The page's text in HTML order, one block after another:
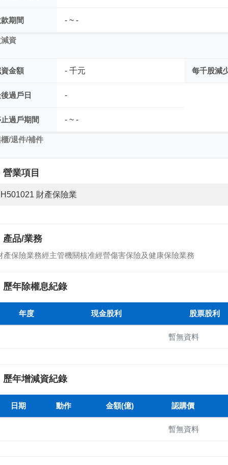
期間 - ~ -
資
金額 - 千元 每千股減
過戶日 -
過戶期間 - ~ -
/退件/補件
營業項目
H501021 財產保險業
產品/業務
產保險業務經主管機關核准經營傷害保險及健康保險業務
歷年除權息紀錄
年度 現金股利 股票股利
暫無資料
歷年增減資紀錄
日期 動作 金額(億) 認購價
暫無資料